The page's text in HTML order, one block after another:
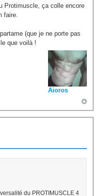
Protimuscle, ça colle encore
faire.
(que je ne porte pas
que voilà !
Aioros
du PROTIMUSCLE 4